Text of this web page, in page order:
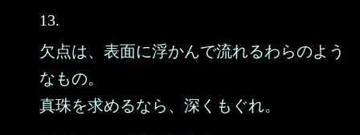
13.
欠点は、表面に浮かんで流れるわらのよう
なもの。
真珠を求めるなら、深くもぐれ。